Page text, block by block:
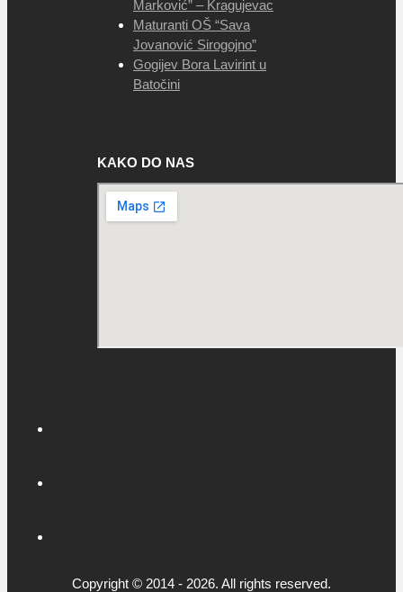
Marković” – Kragujevac
Maturanti OŠ “Sava
Jovanović Sirogojno”
Gogijev Bora Lavirint u
Batočini
KAKO DO NAS
Copyright © 2014 - 2026. All rights reserved.